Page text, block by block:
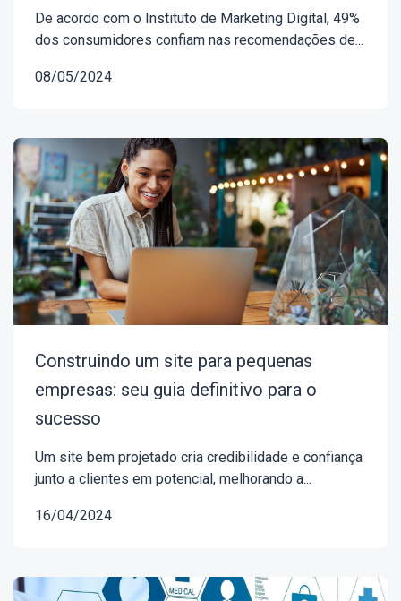
De acordo com o Instituto de Marketing Digital, 49%
dos consumidores confiam nas recomendações de...
08/05/2024
Construindo um site para pequenas
empresas: seu guia definitivo para o
sucesso
Um site bem projetado cria credibilidade e confiança
junto a clientes em potencial, melhorando a...
16/04/2024